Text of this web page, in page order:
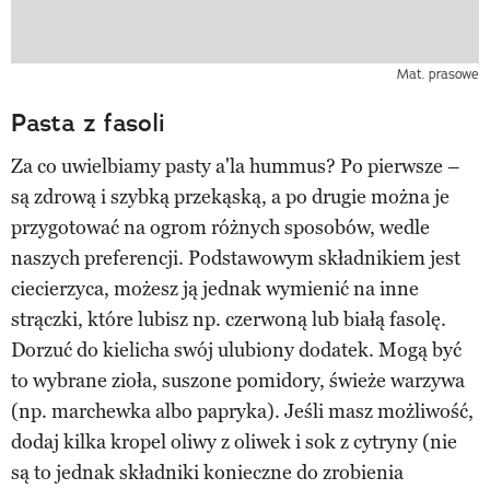
Mat. prasowe
Pasta z fasoli
Za co uwielbiamy pasty a'la hummus? Po pierwsze –
są zdrową i szybką przekąską, a po drugie można je
przygotować na ogrom różnych sposobów, wedle
naszych preferencji. Podstawowym składnikiem jest
ciecierzyca, możesz ją jednak wymienić na inne
strączki, które lubisz np. czerwoną lub białą fasolę.
Dorzuć do kielicha swój ulubiony dodatek. Mogą być
to wybrane zioła, suszone pomidory, świeże warzywa
(np. marchewka albo papryka). Jeśli masz możliwość,
dodaj kilka kropel oliwy z oliwek i sok z cytryny (nie
są to jednak składniki konieczne do zrobienia